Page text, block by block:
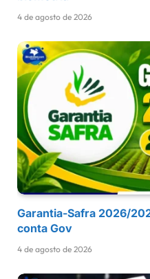
4 de agosto de 2026
Garantia-Safra 2026/
conta Gov
4 de agosto de 2026